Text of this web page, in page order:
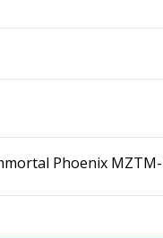
Phoenix MZTM-